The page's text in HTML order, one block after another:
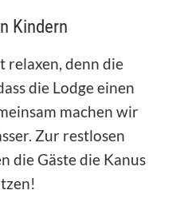
Kindern
relaxen, denn die
die Lodge einen
machen wir
Zur restlosen
die Gäste die Kanus